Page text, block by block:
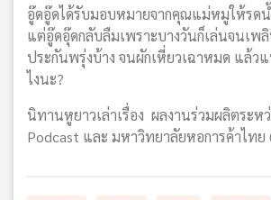
แผนที่
วิทยุ
เครือ
ข่าย
อู๊ดอู๊ดได้รับมอบหมายจากคุณแม่หมูให้รด
แต่อู๊ดอุ๊ดกลับลืมเพราะบางวันก็เล่นจนเพ
ประกันพรุ่งบ้าง จนผักเหี่ยวเฉาหมด แล้ว
ไงนะ?
นิทานหูยาวเล่าเรื่อง ผลงานร่วมผลิตระหว่
Podcast และ มหาวิทยาลัยหอการค้าไทย